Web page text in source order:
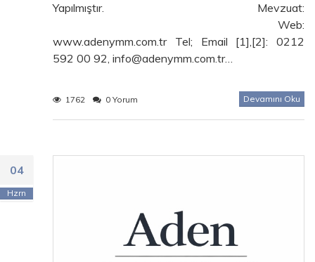
Yapılmıştır. Mevzuat:
Web:
www.adenymm.com.tr Tel; Email [1],[2]: 0212
592 00 92, info@adenymm.com.tr…
1762 0 Yorum Devamını Oku
04
Hzrn